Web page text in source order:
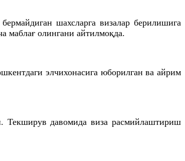
шахсларга визалар берилишига
маблағ олингани айтилмоқда.
элчихонасига юборилган ва айрим
Текширув давомида виза расмийлаштириш